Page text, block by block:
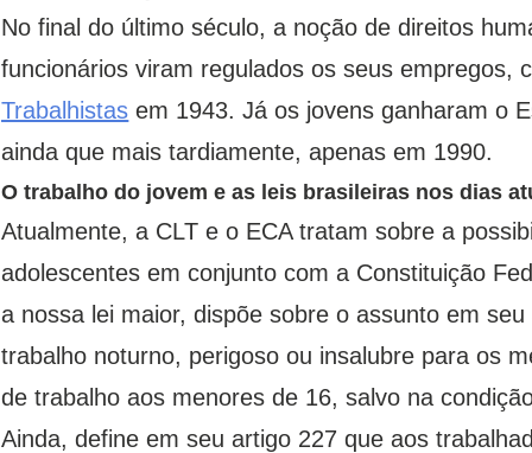
No final do último século, a noção de direitos
funcionários viram regulados os seus empregos,
Trabalhistas em 1943. Já os jovens ganharam o
ainda que mais tardiamente, apenas em 1990.
O trabalho do jovem e as leis brasileiras nos dias
Atualmente, a CLT e o ECA tratam sobre a
adolescentes em conjunto com a Constituição
a nossa lei maior, dispõe sobre o assunto em
trabalho noturno, perigoso ou insalubre para os
de trabalho aos menores de 16, salvo na
Ainda, define em seu artigo 227 que aos